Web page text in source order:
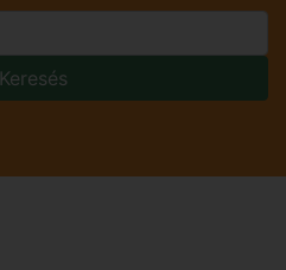
Keresés